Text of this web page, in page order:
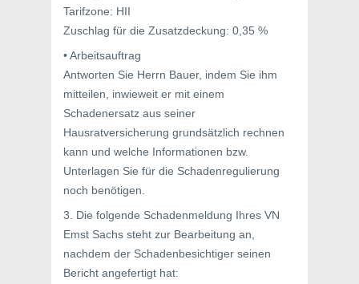
Tarifzone: HII
Zuschlag für die Zusatzdeckung: 0,35 %
• Arbeitsauftrag
Antworten Sie Herrn Bauer, indem Sie ihm
mitteilen, inwieweit er mit einem
Schadenersatz aus seiner
Hausratversicherung grundsätzlich rechnen
kann und welche Informationen bzw.
Unterlagen Sie für die Schadenregulierung
noch benötigen.
3. Die folgende Schadenmeldung Ihres VN
Emst Sachs steht zur Bearbeitung an,
nachdem der Schadenbesichtiger seinen
Bericht angefertigt hat: